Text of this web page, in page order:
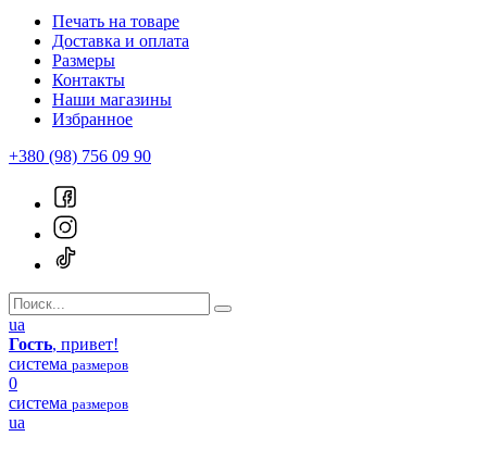
Печать на товаре
Доставка и оплата
Размеры
Контакты
Наши магазины
Избранное
+380 (98) 756 09 90
ua
Гость, привет!
система размеров
0
система размеров
ua